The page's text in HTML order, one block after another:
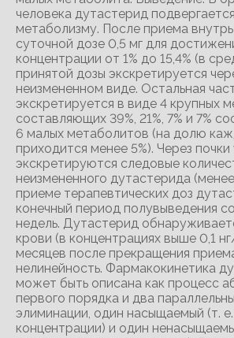
человека дутастерид
метаболизму. После приема
суточной дозе 0,5 мг для
концентрации от 1% до 15,4% (в
принятой дозы экскретируется
неизмененном виде. Остальная
экскретируется в виде 4 крупных
составляющих 39%, 21%, 7% и 7%
6 малых метаболитов (на долю
приходится менее 5%). Через почки
экскретируются следовые
неизмененного дутастерида
приеме терапевтических доз
конечный период полувыведения
недель. Дутастерид
крови (в концентрациях выше 0,1
месяцев после прекращения
нелинейность. Фармакокинетика
может быть описана как процесс
первого порядка и два
элиминации, один насыщаемый (т.
концентрации) и один